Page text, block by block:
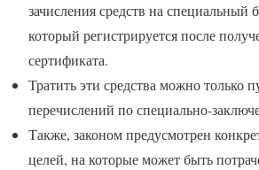
зачисления средств на специальный
который регистрируется после
сертификата.
Тратить эти средства можно только
перечислений по специально-
Также, законом предусмотрен
целей, на которые может быть